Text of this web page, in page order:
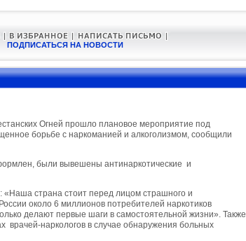
ПОДПИСАТЬСЯ НА НОВОСТИ
Огней прошло плановое мероприятие под
борьбе с наркоманией и алкоголизмом, сообщили
были вывешены антинаркотические и
страна стоит перед лицом страшного и
около 6 миллионов потребителей наркотиков
делают первые шаги в самостоятельной жизни». Также
врачей-наркологов в случае обнаружения больных